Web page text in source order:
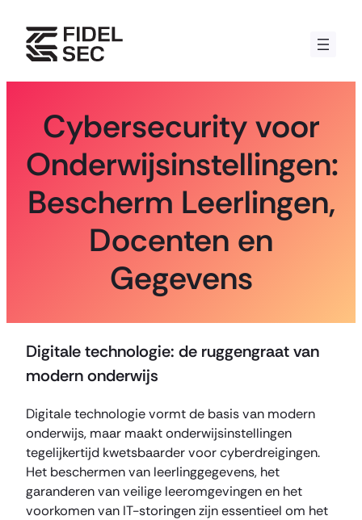
content
Cybersecurity voor
Onderwijsinstellingen:
Bescherm Leerlingen,
Docenten en
Gegevens
Digitale technologie: de ruggengraat van
modern onderwijs
Digitale technologie vormt de basis van modern
onderwijs, maar maakt onderwijsinstellingen
tegelijkertijd kwetsbaarder voor cyberdreigingen.
Het beschermen van leerlinggegevens, het
garanderen van veilige leeromgevingen en het
voorkomen van IT-storingen zijn essentieel om het